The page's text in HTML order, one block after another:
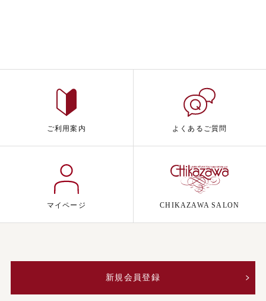
ご利用案内 よくあるご質問
マイページ CHIKAZAWA SALON
新規会員登録